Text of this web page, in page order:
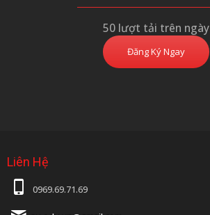
50 lượt tải trên ngày
Đăng Ký Ngay
Liên Hệ
0969.69.71.69